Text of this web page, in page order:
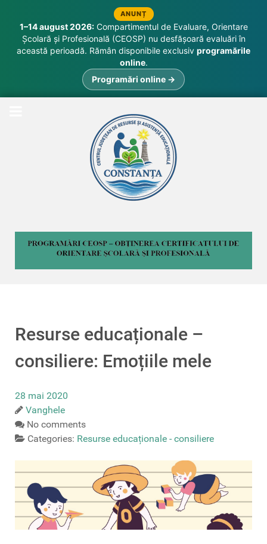
ANUNȚ
1–14 august 2026:Compartimentul de Evaluare, Orientare
Școlară și Profesională (CEOSP) nu desfășoară evaluări în
această perioadă. Rămân disponibile exclusiv programările
online.
Programări online →
Resurse educaționale –
consiliere: Emoțiile mele
28 mai 2020
Vanghele
No comments
Categories: Resurse educaționale - consiliere